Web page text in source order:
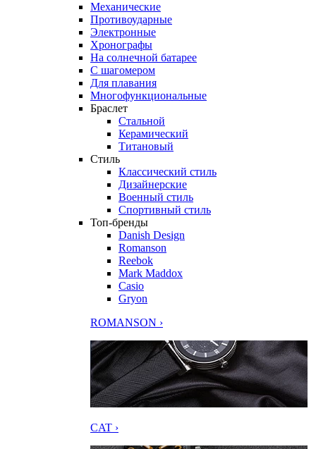
Механические
Противоударные
Электронные
Хронографы
На солнечной батарее
С шагомером
Для плавания
Многофункциональные
Браслет
Стальной
Керамический
Титановый
Стиль
Классический стиль
Дизайнерские
Военный стиль
Спортивный стиль
Топ-бренды
Danish Design
Romanson
Reebok
Mark Maddox
Casio
Gryon
ROMANSON ›
CAT ›